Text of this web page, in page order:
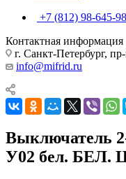
+7 (812) 98-645-98
Контактная информация
г. Санкт-Петербург,
info@mifrid.ru
Выключатель
У02 бел. БЕЛ.